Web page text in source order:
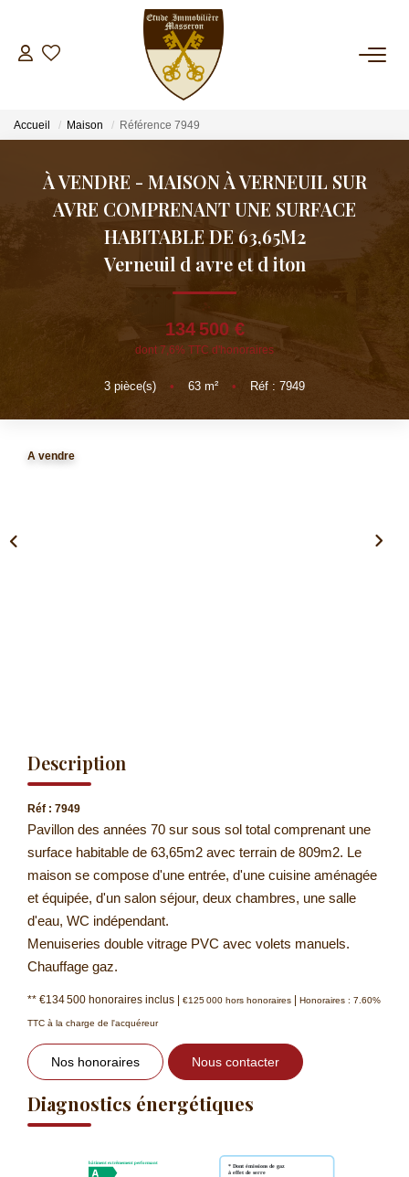
NOS BIENS
ESTIMATION
SYNDIC
INVESTISSEMENT LOCATIF
Accueil Maison Référence 7949
À VENDRE - MAISON À VERNEUIL SUR
AVRE COMPRENANT UNE SURFACE
HABITABLE DE 63,65M2
Verneuil d avre et d iton
134 500 €
dont 7,6% TTC d'honoraires
3 pièce(s) • 63 m² • Réf : 7949
A vendre
Description
Réf : 7949
Pavillon des années 70 sur sous sol total comprenant une
surface habitable de 63,65m2 avec terrain de 809m2. Le
maison se compose d'une entrée, d'une cuisine aménagée
et équipée, d'un salon séjour, deux chambres, une salle
d'eau, WC indépendant.
Menuiseries double vitrage PVC avec volets manuels.
Chauffage gaz.
** €134 500 honoraires inclus | €125 000 hors honoraires | Honoraires : 7.60%
TTC à la charge de l'acquéreur
Nos honoraires Nous contacter
Diagnostics énergétiques